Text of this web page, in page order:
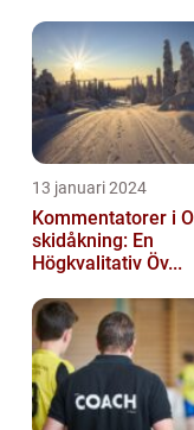
13 januari 2024
Kommentatorer i
skidåkning: En
Högkvalitativ Öv...